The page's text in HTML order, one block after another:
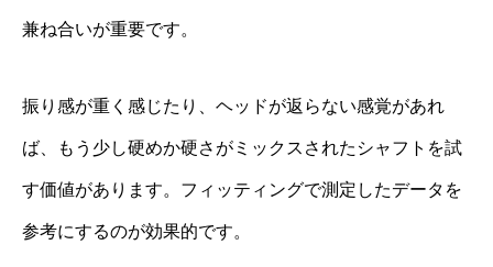
兼ね合いが重要です。
振り感が重く感じたり、ヘッドが返らない感覚があれ
ば、もう少し硬めか硬さがミックスされたシャフトを試
す価値があります。フィッティングで測定したデータを
参考にするのが効果的です。